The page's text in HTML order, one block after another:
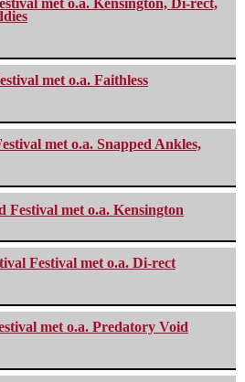
met o.a. Kensington, Di-rect,
met o.a. Faithless
met o.a. Snapped Ankles,
Festival met o.a. Kensington
Festival met o.a. Di-rect
met o.a. Predatory Void